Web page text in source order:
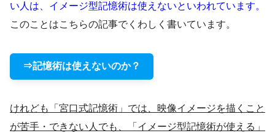
い人は、イメージ型記憶術は使えないといわれています。
このことはこちらの記事でくわしく書いています。
⇒記憶術は使えないのか？
けれども「宮口式記憶術」では、映像イメージを描くこと
が苦手・できない人でも、「イメージ型記憶術が使える」